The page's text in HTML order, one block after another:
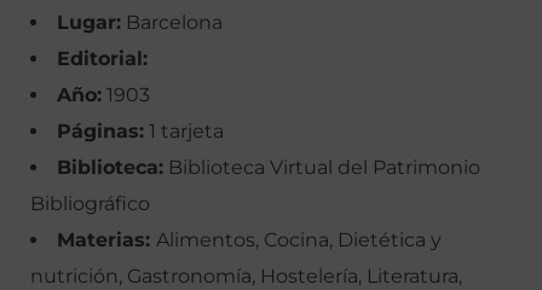
Lugar: Barcelona
Editorial:
Año: 1903
Páginas: 1 tarjeta
Biblioteca: Biblioteca Virtual del Patrimonio
Bibliográfico
Materias: Alimentos, Cocina, Dietética y
nutrición, Gastronomía, Hostelería, Literatura,